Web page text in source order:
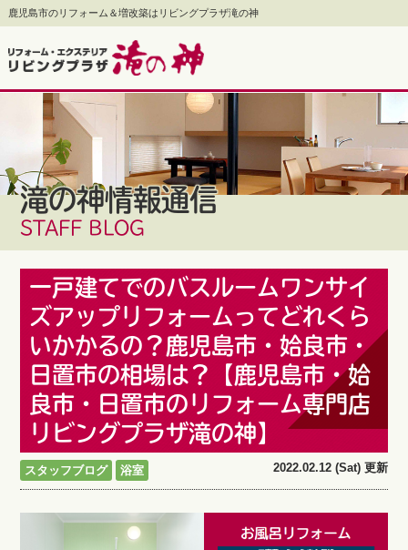
鹿児島市のリフォーム＆増改築はリビングプラザ滝の神
滝の神情報通信
STAFF BLOG
一戸建てでのバスルームワンサイ
ズアップリフォームってどれくら
いかかるの？鹿児島市・姶良市・
日置市の相場は？【鹿児島市・姶
良市・日置市のリフォーム専門店
リビングプラザ滝の神】
スタッフブログ 浴室 2022.02.12 (Sat) 更新